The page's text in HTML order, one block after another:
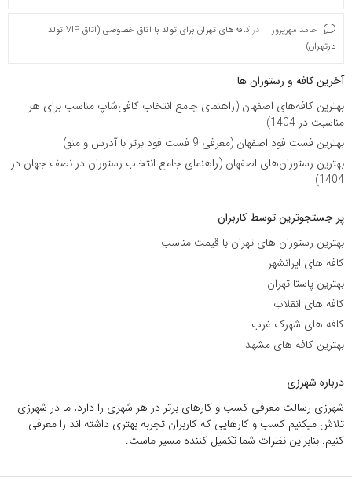
حامد مهرپرور در
کافه‌های تهران برای تولد با اتاق خصوصی (اتاق VIP تولد
درتهران)
آخرین کافه و رستوران ها
بهترین کافه‌های اصفهان (راهنمای جامع انتخاب کافی‌شاپ مناسب برای هر
مناسبت در 1404)
بهترین فست فود اصفهان (معرفی 9 فست فود برتر با آدرس و منو)
بهترین رستوران‌های اصفهان (راهنمای جامع انتخاب رستوران در نصف جهان در
1404)
پر جستجوترین توسط کاربران
بهترین رستوران های تهران با قیمت مناسب
کافه های ایرانشهر
بهترین پاستا تهران
کافه های انقلاب
کافه های شهرک غرب
بهترین کافه های مشهد
درباره شهرزی
شهرزی رسالت معرفی کسب و کارهای برتر در هر شهری را دارد، ما در شهرزی
تلاش میکنیم کسب و کارهایی که کاربران تجربه بهتری داشته اند را معرفی
کنیم. بنابراین نظرات شما تکمیل کننده مسیر ماست.